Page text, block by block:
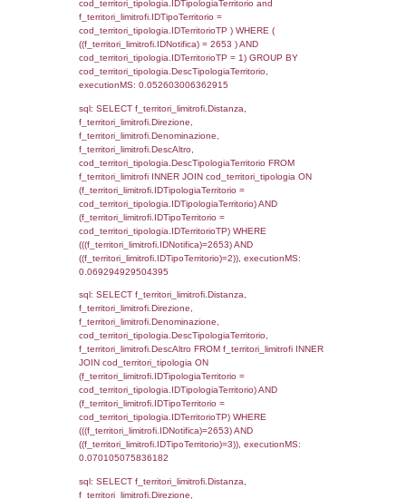
sql: SELECT a2p.Cognome, a2p.Nome
a2_ruolipersonale a2rp INNER JOIN
a2rp.IDPersonale = a2p.IDPersonale
(((a2p.IDNotifica)=2653) AND
executionMS: 0.0029451847076416
sql: SELECT a2p.Cognome, a2p.Nome
a2_ruolipersonale a2rp INNER JOIN
a2rp.IDPersonale = a2p.IDPersonale
(((a2p.IDNotifica)=2653) AND
executionMS: 0.0023579597473145
sql: SELECT Cognome, Nome FROM
reg_a2_ruolipersonale.IDPersonale =
reg_a2_personale.IDPersonale WHERE
executionMS: 0.0010378360748291
sql: SELECT cod_ipa_aoo.des_amm,
d1_controlli.UntAmmTerr,
d1_controlli.Regione, d1_controlli.Provincia,
d1_controlli.Comune, d1_controlli.Via,